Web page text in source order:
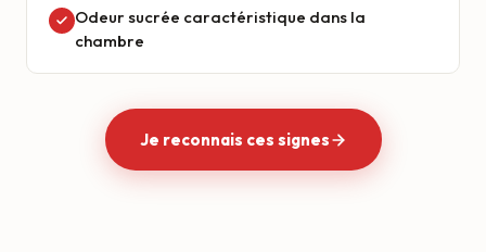
Odeur sucrée caractéristique dans la
chambre
Je reconnais ces signes